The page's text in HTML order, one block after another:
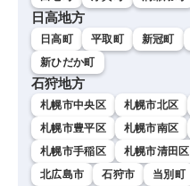
日高地方
日高町 平取町 新冠町
新ひだか町
石狩地方
札幌市中央区 札幌市北区
札幌市豊平区
札幌市南区
札幌市手稲区
札幌市清田区
北広島市
石狩市 当別町